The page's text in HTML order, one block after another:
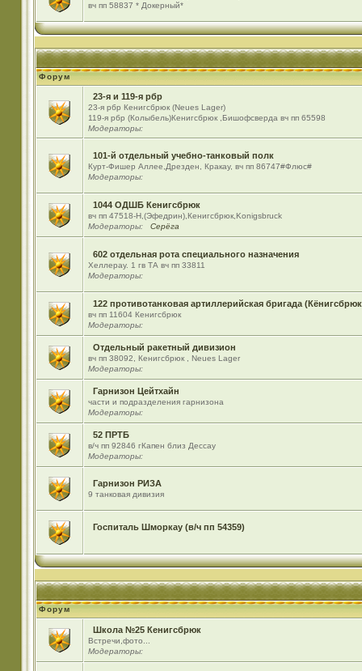
вч пп 58837 * Докерный*
Форум
23-я и 119-я рбр
23-я рбр Кенигсбрюк (Neues Lager)
119-я рбр (Колыбель)Кенигсбрюк ,Бишофсверда вч пп 65598
Модераторы:
101-й отдельный учебно-танковый полк
Курт-Фишер Аллее,Дрезден, Кракау, вч пп 86747#Флюс#
Модераторы:
1044 ОДШБ Кенигсбрюк
вч пп 47518-Н,(Эфедрин),Кенигсбрюк,Konigsbruck
Модераторы:
Серёга
602 отдельная рота специального назначения
Хеллерау. 1 гв ТА вч пп 33811
Модераторы:
122 противотанковая артиллерийская бригада
вч пп 11604 Кенигсбрюк
Модераторы:
Отдельный ракетный дивизион
вч пп 38092, Кенигсбрюк , Neues Lager
Модераторы:
Гарнизон Цейтхайн
части и подразделения гарнизона
Модераторы:
52 ПРТБ
в/ч пп 92846 гКапен близ Дессау
Модераторы:
Гарнизон РИЗА
9 танковая дивизия
Госпиталь Шморкау (в/ч пп 54359)
Форум
Школа №25 Кенигсбрюк
Встречи,фото...
Модераторы: